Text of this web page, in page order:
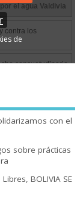
con el
sobre prácticas
BOLIVIA SE